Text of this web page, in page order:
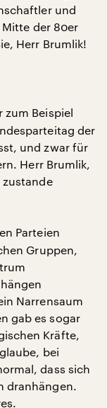
und
der 80er
Herr Brumlik!
zum Beispiel
der
und zwar für
Herr Brumlik,
zustande
Parteien
Gruppen,
Narrensaum
gab es sogar
Kräfte,
bei
dass sich
dranhängen.